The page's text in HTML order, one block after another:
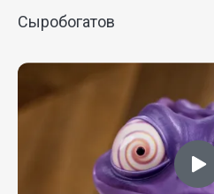
Сыробогатов